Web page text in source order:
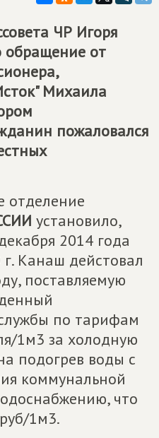
ЧР Игоря
обращение от
Михаила
пожаловался
отделение
установило,
2014 года
Канаш дейстовал
поставляемую
по тарифам
1м3 за холодную
подогрев воды с
коммунальной
что
1м3.